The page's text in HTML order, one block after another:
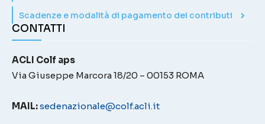
Scadenze e modalità di pagamento dei contributi
CONTATTI
ACLI Colf aps
Via Giuseppe Marcora 18/20 – 00153 ROMA
MAIL:sedenazionale@colf.acli.it